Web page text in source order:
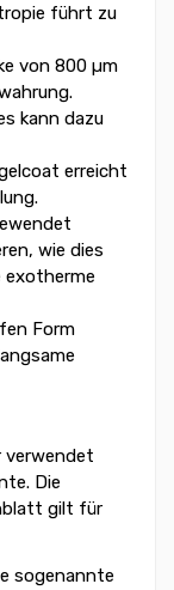
führt zu
von 800 µm
kann dazu
erreicht
wie dies
exotherme
Form
Die
gilt für
sogenannte